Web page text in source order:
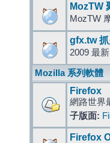
MozTW
MozTW
gfx.tw
2009 最新
Mozilla 系列軟體
Firefox
網路世界
子版面:
Firefox